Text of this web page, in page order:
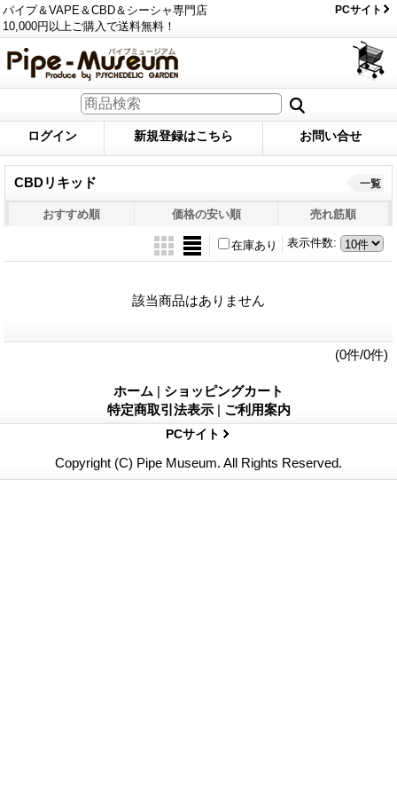
パイプ＆VAPE＆CBD＆シーシャ専門店
10,000円以上ご購入で送料無料！
PCサイト
ログイン 新規登録はこちら お問い合せ
CBDリキッド 一覧
おすすめ順 価格の安い順 売れ筋順
表示件数:
在庫あり
該当商品はありません
(0件/0件)
ホーム | ショッピングカート
特定商取引法表示 | ご利用案内
PCサイト
Copyright (C) Pipe Museum. All Rights Reserved.